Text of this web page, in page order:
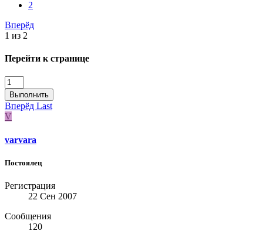
2
Вперёд
1 из 2
Перейти к странице
Выполнить
Вперёд Last
V
varvara
Постоялец
Регистрация
22 Сен 2007
Сообщения
120